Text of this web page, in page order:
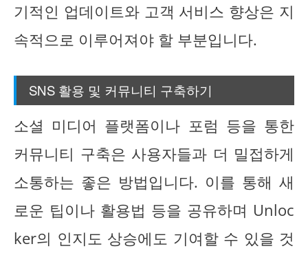
기적인 업데이트와 고객 서비스 향상은 지
속적으로 이루어져야 할 부분입니다.
SNS 활용 및 커뮤니티 구축하기
소셜 미디어 플랫폼이나 포럼 등을 통한
커뮤니티 구축은 사용자들과 더 밀접하게
소통하는 좋은 방법입니다. 이를 통해 새
로운 팁이나 활용법 등을 공유하며 Unloc
ker의 인지도 상승에도 기여할 수 있을 것